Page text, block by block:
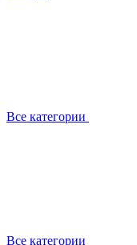
Все категории
Все категории